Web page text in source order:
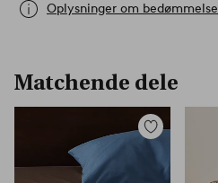
Oplysninger om bedømmelse
Matchende dele
Tilføj